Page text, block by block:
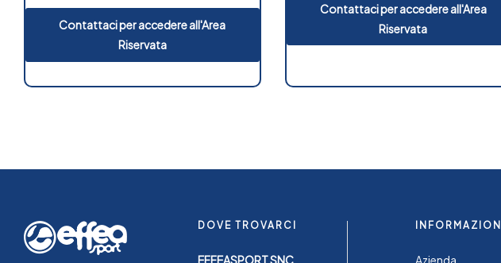
Contattaci per accedere all'Area
Riservata
Contattaci per accedere all'Area
Riservata
DOVE TROVARCI
EFFEASPORT SNC
INFORMAZIONI
Azienda